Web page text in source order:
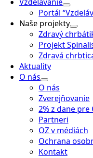
Portál
Naše projekty
Zdravý
Projekt
Zdravá
Aktuality
O nás
O nás
Zverejňovanie
2% z dane pre
Partneri
OZ v médiách
Ochrana
Kontakt